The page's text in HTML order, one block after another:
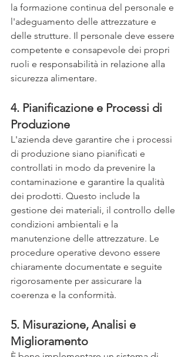
la formazione continua del personale e
l'adeguamento delle attrezzature e
delle strutture. Il personale deve essere
competente e consapevole dei propri
ruoli e responsabilità in relazione alla
sicurezza alimentare.
4. Pianificazione e Processi di
Produzione
L'azienda deve garantire che i processi
di produzione siano pianificati e
controllati in modo da prevenire la
contaminazione e garantire la qualità
dei prodotti. Questo include la
gestione dei materiali, il controllo delle
condizioni ambientali e la
manutenzione delle attrezzature. Le
procedure operative devono essere
chiaramente documentate e seguite
rigorosamente per assicurare la
coerenza e la conformità.
5. Misurazione, Analisi e
Miglioramento